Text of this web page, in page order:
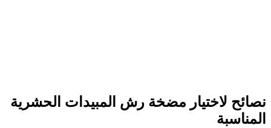
نصائح لاختيار مضخة رش المبيدات الحشرية
المناسبة